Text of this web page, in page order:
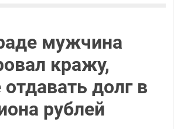
мужчина
кражу,
долг в
рублей